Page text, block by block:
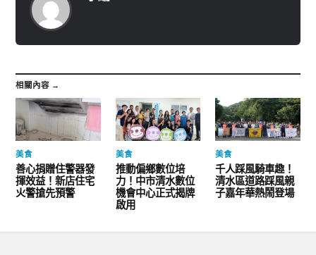
相關內容 →
美食
善心捐贈住警器發
揮效益！新店住宅
火警搶先預警
美食
推動偏鄉數位培
力！中市清水數位
機會中心正式揭牌
啟用
美食
千人踩風騎車趣！
清水區道路踩風親
子嘉年華熱鬧登場